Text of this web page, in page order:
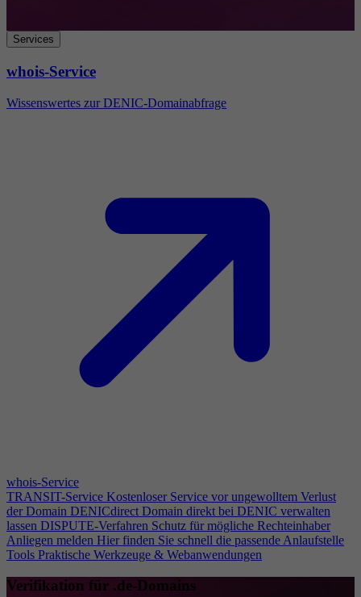
Services
whois-Service
Wissenswertes zur DENIC-Domainabfrage
whois-Service
TRANSIT-Service Kostenloser Service vor ungewolltem Verlust
der Domain DENICdirect Domain direkt bei DENIC verwalten
lassen DISPUTE-Verfahren Schutz für mögliche Rechteinhaber
Anliegen melden Hier finden Sie schnell die passende Anlaufstelle
Tools Praktische Werkzeuge & Webanwendungen
Verifikation für .de-Domains